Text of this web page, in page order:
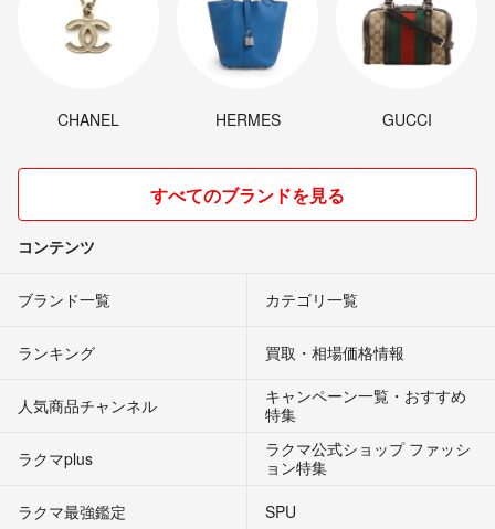
CHANEL HERMES GUCCI
すべてのブランドを見る
コンテンツ
ブランド一覧 カテゴリ一覧
ランキング 買取・相場価格情報
人気商品チャンネル
キャンペーン一覧・おすすめ
特集
ラクマplus
ラクマ公式ショップ ファッシ
ョン特集
ラクマ最強鑑定
SPU